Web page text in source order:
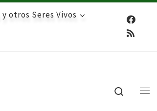
otros Seres Vivos
Search